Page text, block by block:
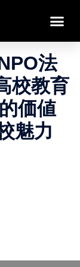
法
校教育
価値
魅力